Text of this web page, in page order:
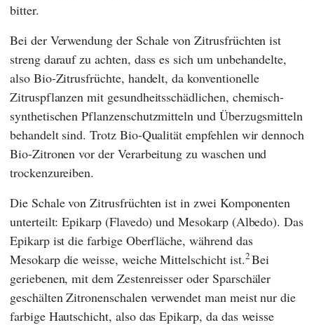
bitter.
Bei der Verwendung der Schale von Zitrusfrüchten ist
streng darauf zu achten, dass es sich um unbehandelte,
also Bio-Zitrusfrüchte, handelt, da konventionelle
Zitruspflanzen mit gesundheitsschädlichen, chemisch-
synthetischen Pflanzenschutzmitteln und Überzugsmitteln
behandelt sind. Trotz Bio-Qualität empfehlen wir dennoch
Bio-Zitronen vor der Verarbeitung zu waschen und
trockenzureiben.
Die Schale von Zitrusfrüchten ist in zwei Komponenten
unterteilt: Epikarp (Flavedo) und Mesokarp (Albedo). Das
Epikarp ist die farbige Oberfläche, während das
Mesokarp die weisse, weiche Mittelschicht ist.2Bei
geriebenen, mit dem Zestenreisser oder Sparschäler
geschälten Zitronenschalen verwendet man meist nur die
farbige Hautschicht, also das Epikarp, da das weisse